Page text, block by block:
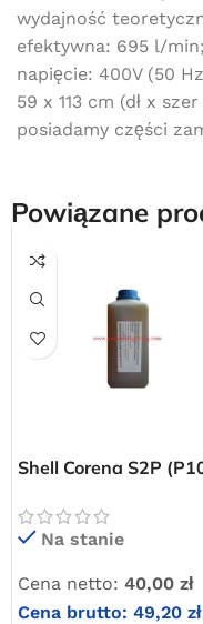
wydajność
efektywna: 695 l/
napięcie: 400V (50
59 x 113 cm (dł x
posiadamy części
Powiązane
Shell Corena S2P
tłokowych (PREMIUM)
Na stanie
Cena netto: 40,00 zł
Cena brutto: 49,20 zł